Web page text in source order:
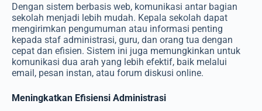
Dengan sistem berbasis web, komunikasi antar bagian
sekolah menjadi lebih mudah. Kepala sekolah dapat
mengirimkan pengumuman atau informasi penting
kepada staf administrasi, guru, dan orang tua dengan
cepat dan efisien. Sistem ini juga memungkinkan untuk
komunikasi dua arah yang lebih efektif, baik melalui
email, pesan instan, atau forum diskusi online.
Meningkatkan Efisiensi Administrasi